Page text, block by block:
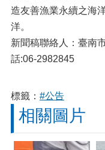
造友善漁業永續之海
洋。
新聞稿聯絡人：臺南
話:06-2982845
標籤： #公告
相關圖片